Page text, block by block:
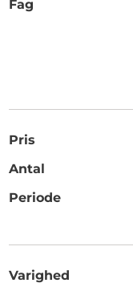
Fag
Pris
Antal
Periode
Varighed